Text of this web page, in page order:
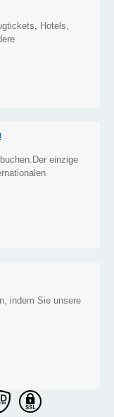
Hotels,
einzige
indem Sie unsere